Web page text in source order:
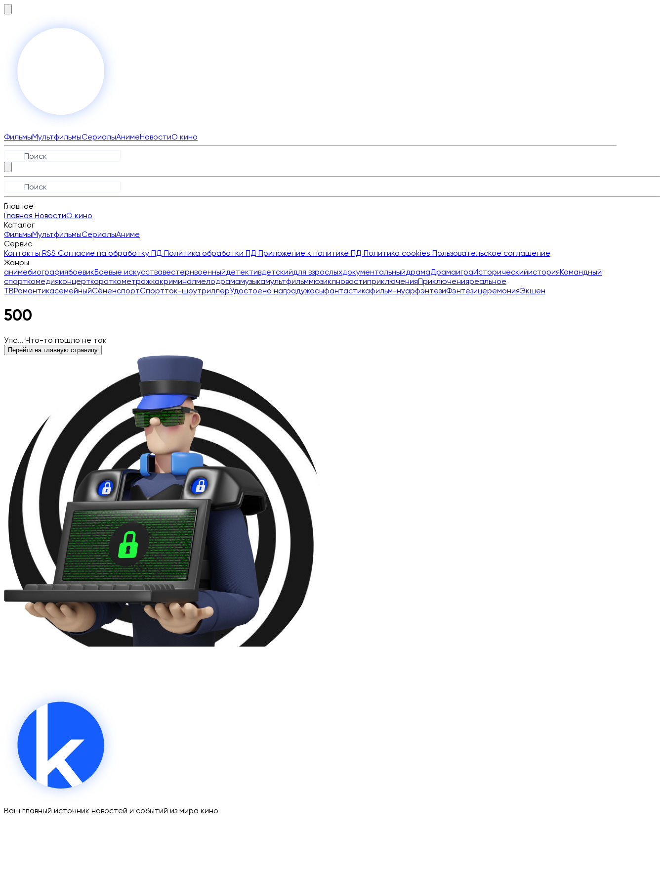
ФильмыМультфильмыСериалыАнимеНовостиО кино
Главное
Главная НовостиО кино
Каталог
ФильмыМультфильмыСериалыАниме
Сервис
Контакты RSS Согласие на обработку ПД Политика обработки ПД Приложение к политике ПД Политика cookies Пользовательское соглашение
Жанры
анимебиографиябоевикБоевые искусствавестернвоенныйдетективдетскийдля взрослыхдокументальныйдрамаДрамаиграИсторическийисторияКомандный
спорткомедияконцерткороткометражкакриминалмелодрамамузыкамультфильммюзиклновостиприключенияПриключенияреальное
ТВРомантикасемейныйСёненспортСпортток-шоутриллерУдостоено наградужасыфантастикафильм-нуарфэнтезиФэнтезицеремонияЭкшен
500
Упс... Что-то пошло не так
Перейти на главную страницу
Ваш главный источник новостей и событий из мира кино